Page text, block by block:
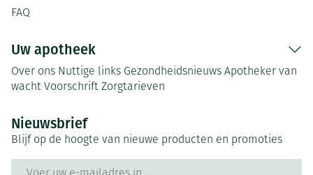
FAQ
Uw apotheek
Over ons Nuttige links Gezondheidsnieuws Apotheker van
wacht Voorschrift Zorgtarieven
Nieuwsbrief
Blijf op de hoogte van nieuwe producten en promoties